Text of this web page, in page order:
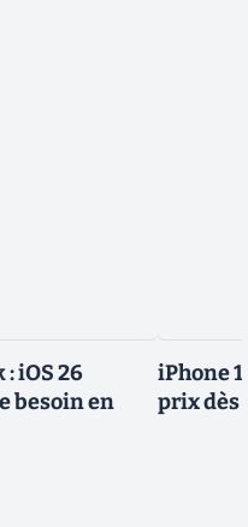
iOS 26
besoin en
iPhone
prix dès